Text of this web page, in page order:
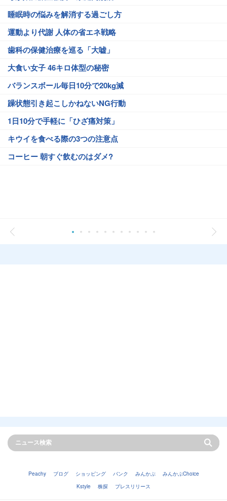
睡眠時の悩みを解消する過ごし方
運動より代謝 人体の省エネ戦略
歯科の保健治療を巡る「大嘘」
大食い女子 46キロ体型の秘密
バランスボール毎日10分で20kg減
躁状態引き起こしかねないNG行動
1日10分で手軽に「ひざ痛対策」
キウイを食べる際の3つの注意点
コーヒー 朝すぐ飲むのはダメ?
Peachy ブログ ショッピング バンク みんかぶ
みんかぶChoice
Kstyle
株探 プレスリリース